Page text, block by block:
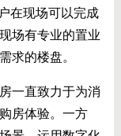
在现场可以完成
场有专业的置业
求的楼盘。
一直致力于为消
房体验。一方